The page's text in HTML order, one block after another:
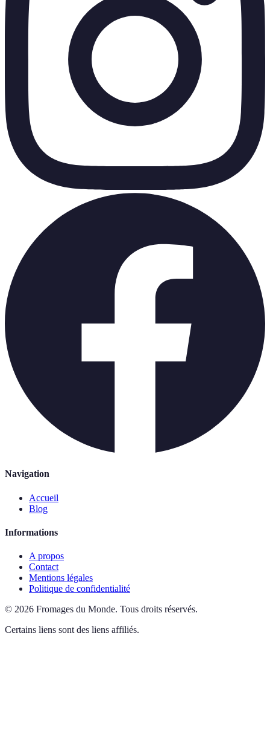
Navigation
Accueil
Blog
Informations
A propos
Contact
Mentions légales
Politique de confidentialité
© 2026 Fromages du Monde. Tous droits réservés.
Certains liens sont des liens affiliés.